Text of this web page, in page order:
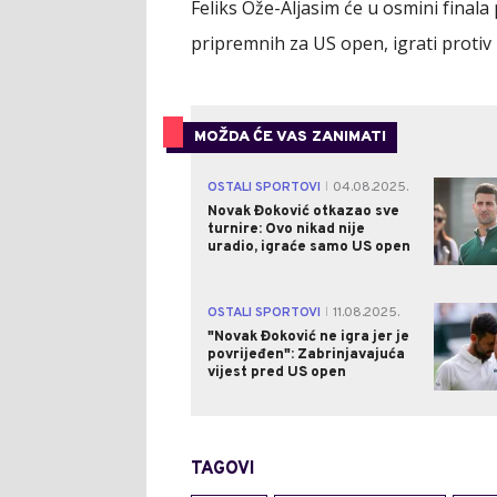
Feliks Ože-Aljasim će u osmini
pripremnih za US open, igrati protiv
MOŽDA ĆE VAS ZANIMATI
OSTALI SPORTOVI
04.08.2025.
Novak Đoković otkazao sve
turnire: Ovo nikad nije
uradio, igraće samo US open
OSTALI SPORTOVI
11.08.2025.
"Novak Đoković ne igra jer je
povrijeđen": Zabrinjavajuća
vijest pred US open
TAGOVI